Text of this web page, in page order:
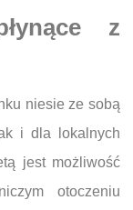
z
niesie ze sobą
i dla lokalnych
jest możliwość
otoczeniu